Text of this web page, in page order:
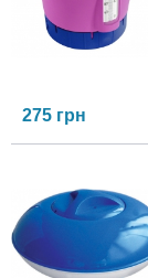
275 грн